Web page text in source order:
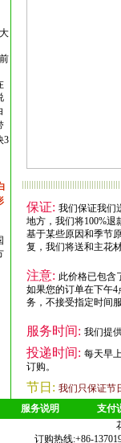
3
保证: 我们保证我们
地方，我们将100%退
基于某些原因和季节
复，我们将送和主花
注意: 此价格已包含
如果您的订单在下午
务，不接受指定时间
服务时间: 我们提
投递时间: 每天早
订购。
节日: 我们只保证节
服务说明
支付
订购热线:+86-